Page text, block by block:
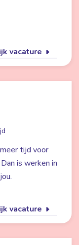
vacature
tijd voor
is werken in
vacature